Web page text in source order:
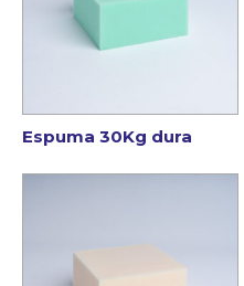
Espuma 30Kg dura